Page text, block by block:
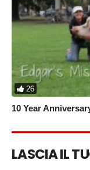
26
10 Year
LASCIA IL